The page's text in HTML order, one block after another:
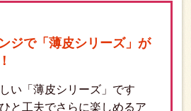
ジで「薄皮シリーズ」が
い「薄皮シリーズ」です
と工夫でさらに楽しめるア